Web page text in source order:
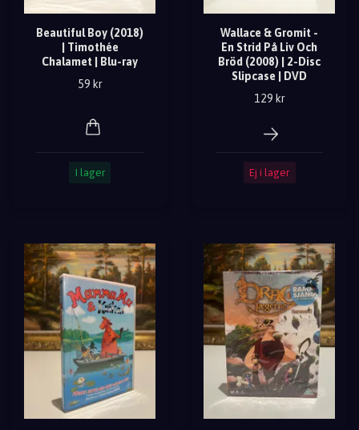
Beautiful Boy (2018)
| Timothée
Chalamet | Blu-ray
59 kr
I lager
Wallace & Gromit -
En Strid På Liv Och
Bröd (2008) | 2-Disc
Slipcase | DVD
129 kr
Ej i lager